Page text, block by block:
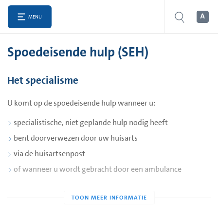
MENU
Spoedeisende hulp (SEH)
Het specialisme
U komt op de spoedeisende hulp wanneer u:
specialistische, niet geplande hulp nodig heeft
bent doorverwezen door uw huisarts
via de huisartsenpost
of wanneer u wordt gebracht door een ambulance